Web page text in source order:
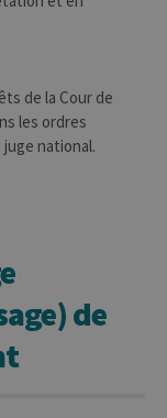
de la Cour de
les ordres
national.
de